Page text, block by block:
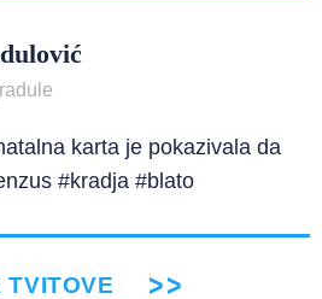
karta je pokazivala da
#kradja #blato
TVITOVE